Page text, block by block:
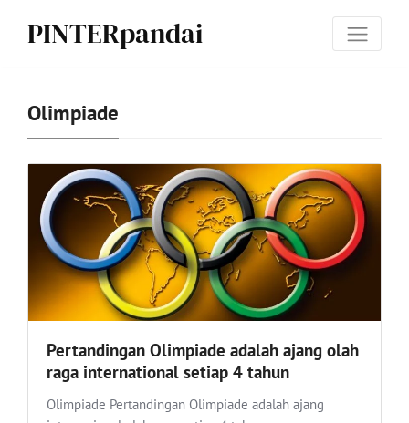
PINTERpandai
Olimpiade
Pertandingan Olimpiade adalah ajang olah
raga international setiap 4 tahun
Olimpiade Pertandingan Olimpiade adalah ajang